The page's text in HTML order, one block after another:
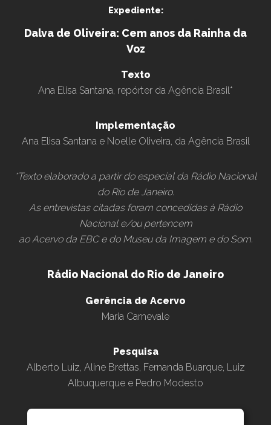
Expediente:
Dalva de Oliveira: Cem anos da Rainha da
Voz
Texto
Ana Elisa Santana, repórter da Agência Brasil*
Implementação
Ana Elisa Santana e Noelle Oliveira, da Agência Brasil
*Texto elaborado a partir do especial da Rádio Nacional
do Rio de Janeiro.
As entrevistas citadas foram concedidas à Rádio
Nacional e/ou pertencem
ao Acervo da EBC e do Museu da Imagem e do Som.
Rádio Nacional do Rio de Janeiro
Gerência de Acervo
Maria Carnevale
Pesquisa
Alberto Luiz, Aline Brettas, Fernanda Buarque, Luiz
Albuquerque e Pedro Modesto